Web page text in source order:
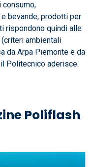
bevande, prodotti per
rispondono quindi alle
ambientali
da Arpa Piemonte e da
Politecnico aderisce.
Poliflash